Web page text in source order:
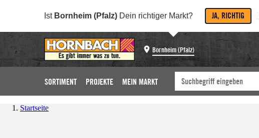
Ist Bornheim (Pfalz) Dein richtiger Markt? JA, RICHTIG
Bornheim (Pfalz)
SORTIMENT PROJEKTE MEIN MARKT
Startseite